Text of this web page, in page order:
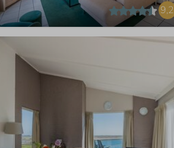
9,2